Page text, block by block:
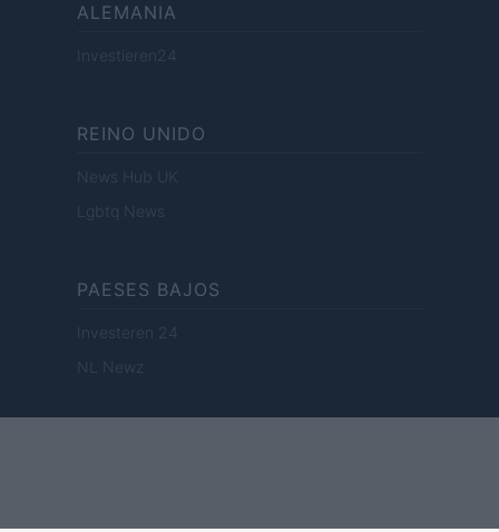
ALEMANIA
Investieren24
REINO UNIDO
News Hub UK
Lgbtq News
PAESES BAJOS
Investeren 24
NL Newz